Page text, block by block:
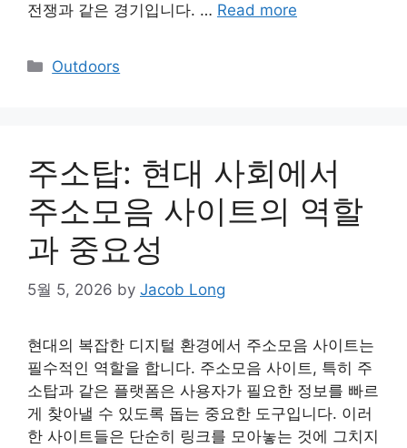
전쟁과 같은 경기입니다. … Read more
Categories
Outdoors
주소탑: 현대 사회에서
주소모음 사이트의 역할
과 중요성
5월 5, 2026 by Jacob Long
현대의 복잡한 디지털 환경에서 주소모음 사이트는
필수적인 역할을 합니다. 주소모음 사이트, 특히 주
소탑과 같은 플랫폼은 사용자가 필요한 정보를 빠르
게 찾아낼 수 있도록 돕는 중요한 도구입니다. 이러
한 사이트들은 단순히 링크를 모아놓는 것에 그치지